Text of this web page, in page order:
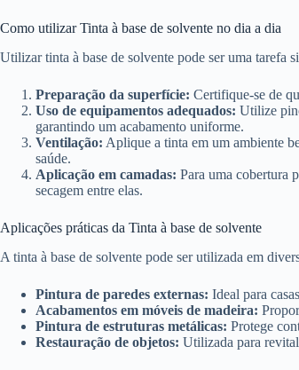
Como utilizar Tinta à base de solvente no dia a dia
Utilizar tinta à base de solvente pode ser uma tarefa
Preparação da superfície: Certifique-se de
Uso de equipamentos adequados: Utilize
garantindo um acabamento uniforme.
Ventilação: Aplique a tinta em um ambiente
saúde.
Aplicação em camadas: Para uma cobertura
secagem entre elas.
Aplicações práticas da Tinta à base de solvente
A tinta à base de solvente pode ser utilizada em
Pintura de paredes externas: Ideal para
Acabamentos em móveis de madeira:
Pintura de estruturas metálicas: Protege
Restauração de objetos: Utilizada para